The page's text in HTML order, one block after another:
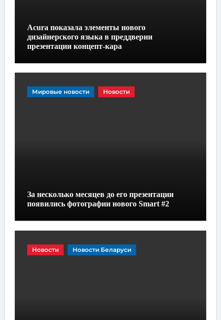
Acura показала элементы нового
дизайнерского языка в преддверии
презентации концепт-кара
Мировые новости Новости
За несколько месяцев до его презентации
появились фотографии нового Smart #2
Новости Новости Беларуси